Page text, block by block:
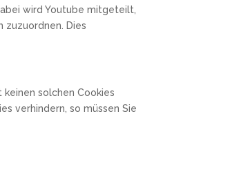
wird Youtube mitgeteilt,
zuzuordnen. Dies
solchen Cookies
verhindern, so müssen Sie